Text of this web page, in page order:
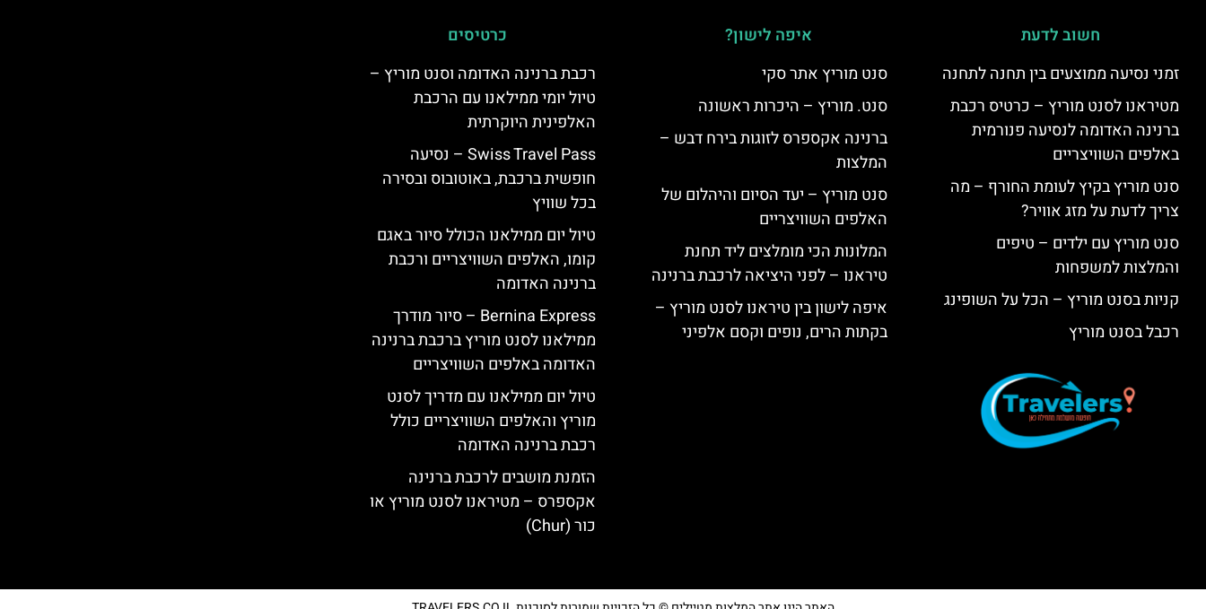
חשוב לדעת
זמני נסיעה ממוצעים בין תחנה לתחנה
מטיראנו לסנט מוריץ – כרטיס רכבת
ברנינה האדומה לנסיעה פנורמית
באלפים השוויצריים
סנט מוריץ בקיץ לעומת החורף – מה
צריך לדעת על מזג אוויר?
סנט מוריץ עם ילדים – טיפים
והמלצות למשפחות
קניות בסנט מוריץ – הכל על השופינג
רכבל בסנט מוריץ
איפה לישון?
סנט מוריץ אתר סקי
סנט. מוריץ – היכרות ראשונה
ברנינה אקספרס לזוגות בירח דבש –
המלצות
סנט מוריץ – יעד הסיום והיהלום של
האלפים השוויצריים
המלונות הכי מומלצים ליד תחנת
טיראנו – לפני היציאה לרכבת ברנינה
איפה לישון בין טיראנו לסנט מוריץ –
בקתות הרים, נופים וקסם אלפיני
כרטיסים
רכבת ברנינה האדומה וסנט מוריץ –
טיול יומי ממילאנו עם הרכבת
האלפינית היוקרתית
Swiss Travel Pass – נסיעה
חופשית ברכבת, באוטובוס ובסירה
בכל שוויץ
טיול יום ממילאנו הכולל סיור באגם
קומו, האלפים השוויצריים ורכבת
ברנינה האדומה
Bernina Express – סיור מודרך
ממילאנו לסנט מוריץ ברכבת ברנינה
האדומה באלפים השוויצריים
טיול יום ממילאנו עם מדריך לסנט
מוריץ והאלפים השוויצריים כולל
רכבת ברנינה האדומה
הזמנת מושבים לרכבת ברנינה
אקספרס – מטיראנו לסנט מוריץ או
כור (Chur)